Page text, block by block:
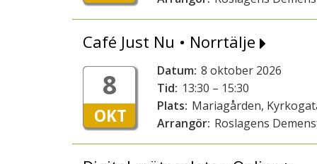
Café Just Nu • Norrtälje
8
OKT
Datum: 8 oktober 2026
Tid: 13:30 – 15:30
Plats: Mariagården,
Arrangör: Roslagens